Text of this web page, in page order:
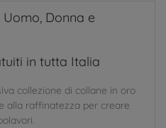
Donna e
in tutta Italia
collezione di collane in oro
alla raffinatezza per creare